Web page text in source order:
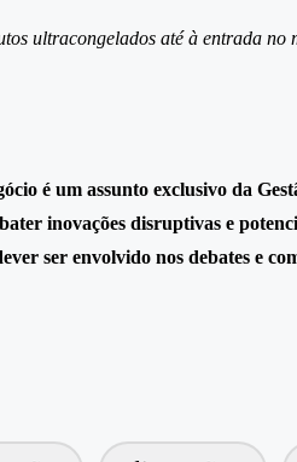
ultracongelados até à entrada
é um assunto exclusivo da
inovações disruptivas e
ser envolvido nos debates e